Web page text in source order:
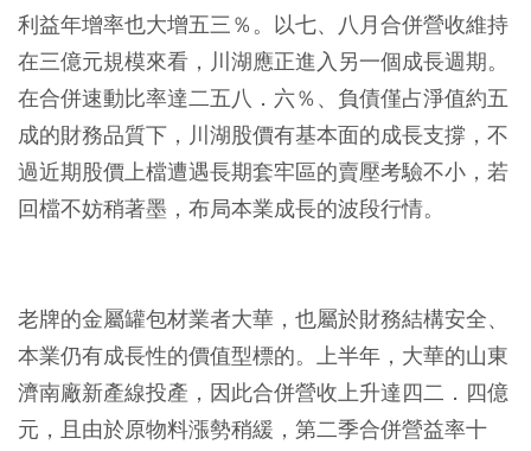
利益年增率也大增五三％。以七、八月合併營收維持
在三億元規模來看，川湖應正進入另一個成長週期。
在合併速動比率達二五八．六％、負債僅占淨值約五
成的財務品質下，川湖股價有基本面的成長支撐，不
過近期股價上檔遭遇長期套牢區的賣壓考驗不小，若
回檔不妨稍著墨，布局本業成長的波段行情。
老牌的金屬罐包材業者大華，也屬於財務結構安全、
本業仍有成長性的價值型標的。上半年，大華的山東
濟南廠新產線投產，因此合併營收上升達四二．四億
元，且由於原物料漲勢稍緩，第二季合併營益率十